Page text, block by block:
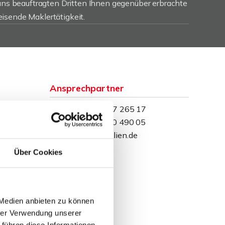
Über Cookies
anbieten zu können
Verwendung unserer
beauftragten Dritten Ihnen gegenüber erbrachte
Maklertätigkeit.
Ansprechpartner
Telefon: 0571 597 265 17
Telefax: 0571 870 490 05
info@wb-immobilien.de